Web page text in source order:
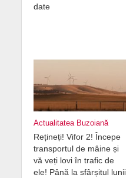
date
Actualitatea Buzoiană
Rețineți! Vifor 2! Începe
transportul de mâine și
vă veți lovi în trafic de
ele! Până la sfârșitul lunii